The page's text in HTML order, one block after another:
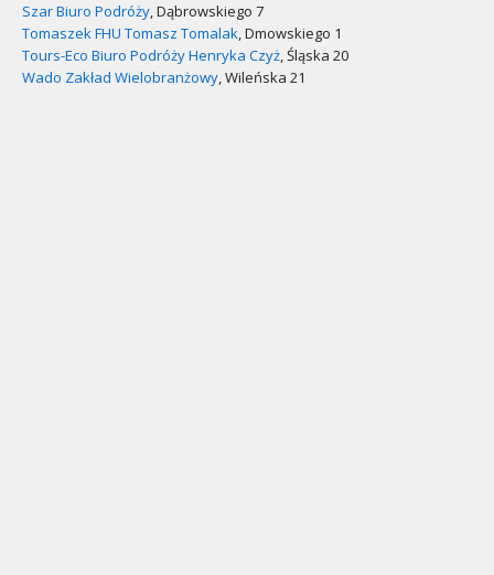
Szar Biuro Podróży, Dąbrowskiego 7
Tomaszek FHU Tomasz Tomalak, Dmowskiego 1
Tours-Eco Biuro Podróży Henryka Czyż, Śląska 20
Wado Zakład Wielobranżowy, Wileńska 21